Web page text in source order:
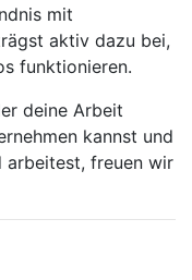
mit
aktiv dazu bei,
funktionieren.
deine Arbeit
kannst und
arbeitest, freuen wir